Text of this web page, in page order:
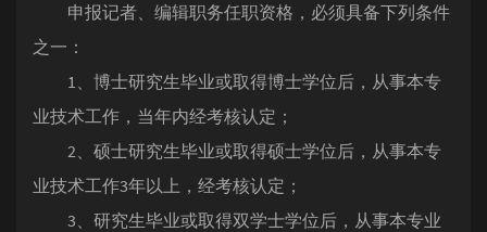
申报记者、编辑职务任职资格，必须具备下列条件
之一：
1、博士研究生毕业或取得博士学位后，从事本专
业技术工作，当年内经考核认定；
2、硕士研究生毕业或取得硕士学位后，从事本专
业技术工作3年以上，经考核认定；
3、研究生毕业或取得双学士学位后，从事本专业